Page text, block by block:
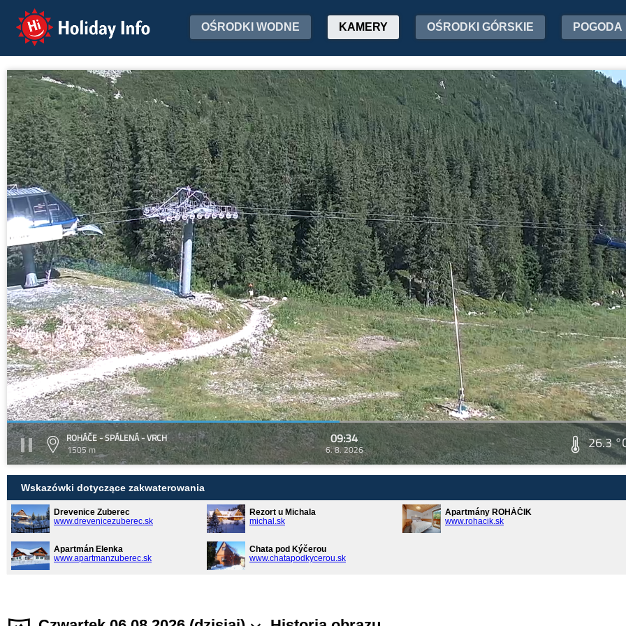
Holiday Info OŚRODKI WODNE KAMERY OŚRODKI GÓRSKIE POGODA
ROHÁČE - SPÁLENÁ - VRCH
1505 m
09:34
6. 8. 2026 26.3
Wskazówki dotyczące zakwaterowania
Drevenice Zuberec
www.drevenicezuberec.sk
Rezort u Michala
michal.sk
Apartmány ROHÁČIK
www.rohacik.sk
Apartmán Elenka
www.apartmanzuberec.sk
Chata pod Kýčerou
www.chatapodkycerou.sk